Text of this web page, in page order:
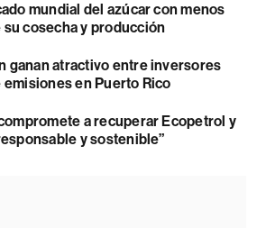
mundial del azúcar con menos
cosecha y producción
ganan atractivo entre inversores
emisiones en Puerto Rico
a recuperar Ecopetrol y
y sostenible”